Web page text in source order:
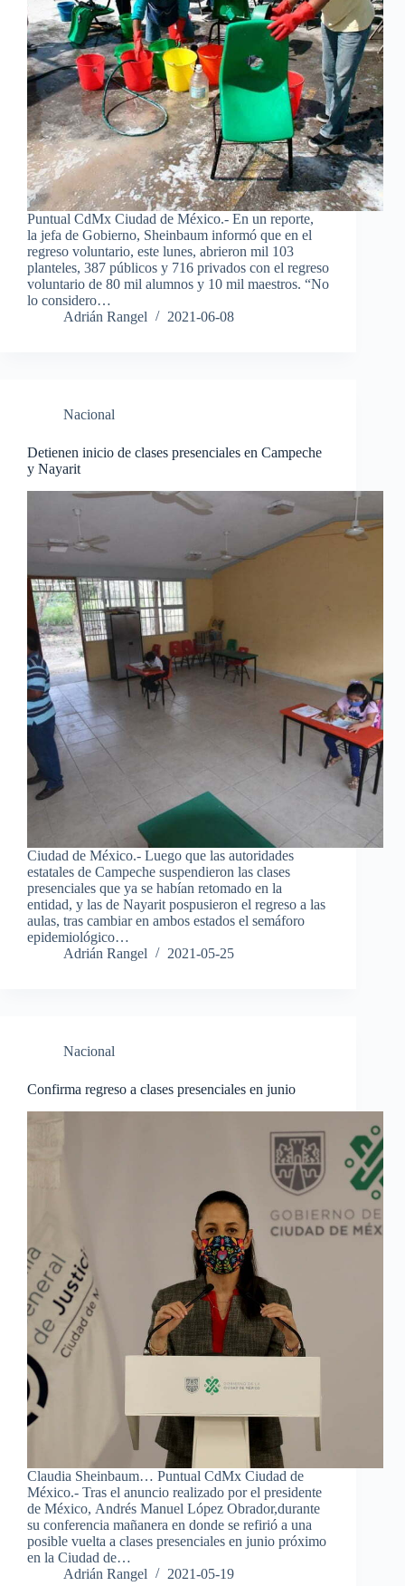
Puntual CdMx Ciudad de México.- En un reporte,
la jefa de Gobierno, Sheinbaum informó que en el
regreso voluntario, este lunes, abrieron mil 103
planteles, 387 públicos y 716 privados con el regreso
voluntario de 80 mil alumnos y 10 mil maestros. “No
lo considero…
Adrián Rangel
2021-06-08
Nacional
Detienen inicio de clases presenciales en Campeche
y Nayarit
Ciudad de México.- Luego que las autoridades
estatales de Campeche suspendieron las clases
presenciales que ya se habían retomado en la
entidad, y las de Nayarit pospusieron el regreso a las
aulas, tras cambiar en ambos estados el semáforo
epidemiológico…
Adrián Rangel
2021-05-25
Nacional
Confirma regreso a clases presenciales en junio
Claudia Sheinbaum… Puntual CdMx Ciudad de
México.- Tras el anuncio realizado por el presidente
de México, Andrés Manuel López Obrador,durante
su conferencia mañanera en donde se refirió a una
posible vuelta a clases presenciales en junio próximo
en la Ciudad de…
Adrián Rangel
2021-05-19